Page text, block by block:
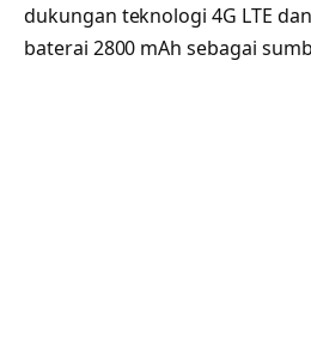
dukungan teknologi 4G LTE
baterai 2800 mAh sebagai